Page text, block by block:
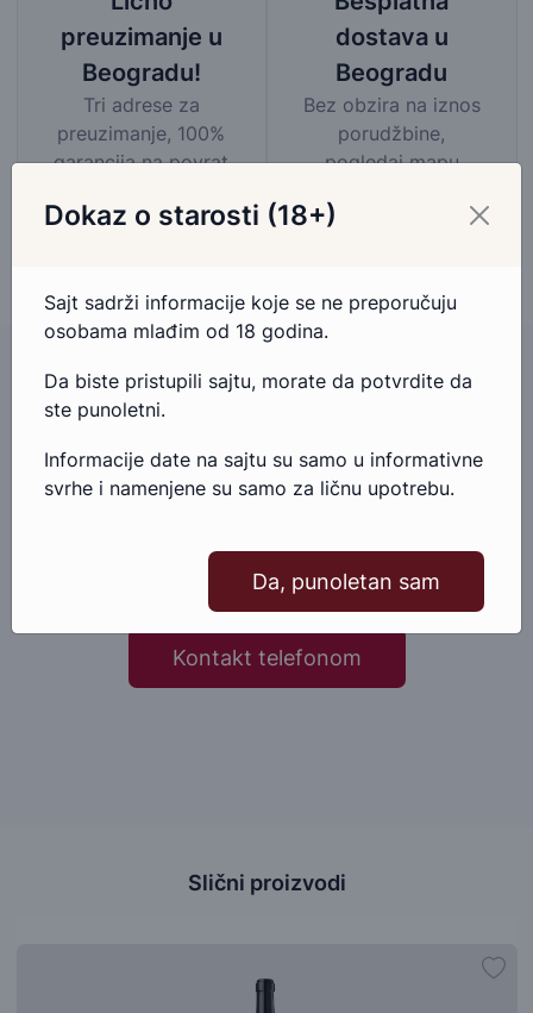
preuzimanje u
Beogradu!
Tri adrese za
preuzimanje, 100%
garancija na povrat
dostava u
Beogradu
Bez obzira na iznos
porudžbine,
pogledaj mapu
Ako imate bilo kakva pitanja ili nedoumice u vezi ovog
Pošaljite email
Kontakt telefonom
Slični proizvodi
Dokaz o starosti (18+)
Sajt sadrži informacije koje se ne preporučuju
osobama mlađim od 18 godina.
Da biste pristupili sajtu, morate da potvrdite da
ste punoletni.
Informacije date na sajtu su samo u informativne
svrhe i namenjene su samo za ličnu upotrebu.
Da, punoletan sam